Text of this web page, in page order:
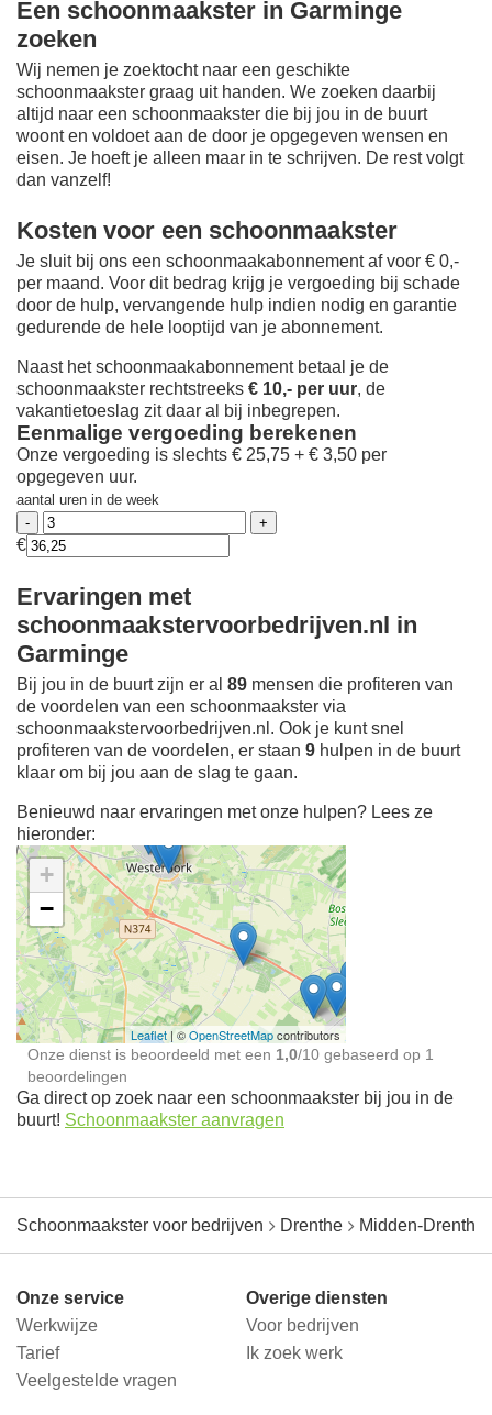
Een schoonmaakster in Garminge
zoeken
Wij nemen je zoektocht naar een geschikte
schoonmaakster graag uit handen. We zoeken daarbij
altijd naar een schoonmaakster die bij jou in de buurt
woont en voldoet aan de door je opgegeven wensen en
eisen. Je hoeft je alleen maar in te schrijven. De rest volgt
dan vanzelf!
Kosten voor een schoonmaakster
Je sluit bij ons een schoonmaakabonnement af voor € 0,-
per maand. Voor dit bedrag krijg je vergoeding bij schade
door de hulp, vervangende hulp indien nodig en garantie
gedurende de hele looptijd van je abonnement.
Naast het schoonmaakabonnement betaal je de
schoonmaakster rechtstreeks € 10,- per uur, de
vakantietoeslag zit daar al bij inbegrepen.
Eenmalige vergoeding berekenen
Onze vergoeding is slechts € 25,75 + € 3,50 per
opgegeven uur.
aantal uren in de week
€
Ervaringen met
schoonmaakstervoorbedrijven.nl in
Garminge
Bij jou in de buurt zijn er al 89 mensen die profiteren van
de voordelen van een schoonmaakster via
schoonmaakstervoorbedrijven.nl. Ook je kunt snel
profiteren van de voordelen, er staan 9 hulpen in de buurt
klaar om bij jou aan de slag te gaan.
Benieuwd naar ervaringen met onze hulpen? Lees ze
hieronder:
Ontdek meer ervaringen
Schoonmaakster bij
jou in de buurt
+
−
Leaflet| ©OpenStreetMapcontributors
Onze dienst is beoordeeld met een 1,0/10 gebaseerd op 1
beoordelingen
Ga direct op zoek naar een schoonmaakster bij jou in de
buurt! Schoonmaakster aanvragen
Schoonmaakster voor bedrijven Drenthe Midden-Drenthe
Onze service
Werkwijze
Tarief
Veelgestelde vragen
Overige diensten
Voor bedrijven
Ik zoek werk